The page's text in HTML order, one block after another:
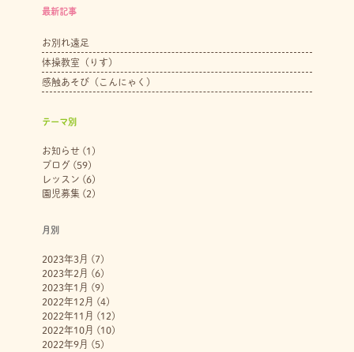
最新記事
お別れ遠足
体操教室（りす）
感触あそび（こんにゃく）
テーマ別
お知らせ(1)
ブログ (59)
レッスン (6)
園児募集 (2)
月別
2023年3月 (7)
2023年2月 (6)
2023年1月 (9)
2022年12月 (4)
2022年11月 (12)
2022年10月 (10)
2022年9月 (5)